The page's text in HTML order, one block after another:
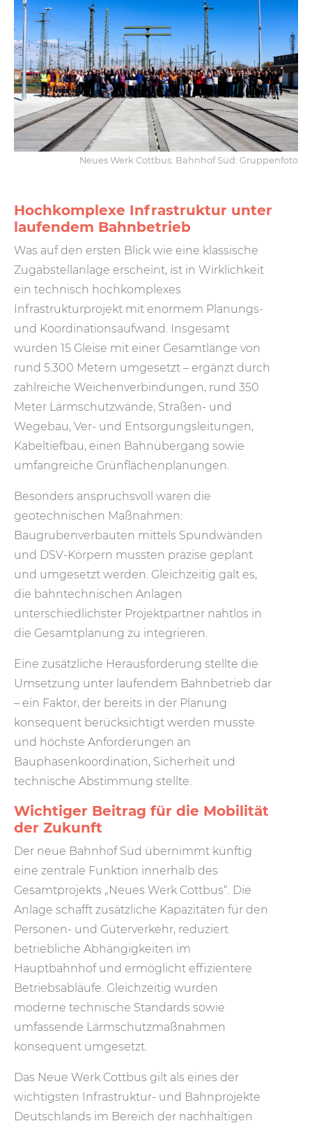
Neues Werk Cottbus: Bahnhof Süd: Gruppenfoto
Hochkomplexe Infrastruktur unter
laufendem Bahnbetrieb
Was auf den ersten Blick wie eine klassische
Zugabstellanlage erscheint, ist in Wirklichkeit
ein technisch hochkomplexes
Infrastrukturprojekt mit enormem Planungs-
und Koordinationsaufwand. Insgesamt
wurden 15 Gleise mit einer Gesamtlänge von
rund 5.300 Metern umgesetzt – ergänzt durch
zahlreiche Weichenverbindungen, rund 350
Meter Lärmschutzwände, Straßen- und
Wegebau, Ver- und Entsorgungsleitungen,
Kabeltiefbau, einen Bahnübergang sowie
umfangreiche Grünflächenplanungen.
Besonders anspruchsvoll waren die
geotechnischen Maßnahmen:
Baugrubenverbauten mittels Spundwänden
und DSV-Körpern mussten präzise geplant
und umgesetzt werden. Gleichzeitig galt es,
die bahntechnischen Anlagen
unterschiedlichster Projektpartner nahtlos in
die Gesamtplanung zu integrieren.
Eine zusätzliche Herausforderung stellte die
Umsetzung unter laufendem Bahnbetrieb dar
– ein Faktor, der bereits in der Planung
konsequent berücksichtigt werden musste
und höchste Anforderungen an
Bauphasenkoordination, Sicherheit und
technische Abstimmung stellte.
Wichtiger Beitrag für die Mobilität
der Zukunft
Der neue Bahnhof Süd übernimmt künftig
eine zentrale Funktion innerhalb des
Gesamtprojekts „Neues Werk Cottbus“. Die
Anlage schafft zusätzliche Kapazitäten für den
Personen- und Güterverkehr, reduziert
betriebliche Abhängigkeiten im
Hauptbahnhof und ermöglicht effizientere
Betriebsabläufe. Gleichzeitig wurden
moderne technische Standards sowie
umfassende Lärmschutzmaßnahmen
konsequent umgesetzt.
Das Neue Werk Cottbus gilt als eines der
wichtigsten Infrastruktur- und Bahnprojekte
Deutschlands im Bereich der nachhaltigen